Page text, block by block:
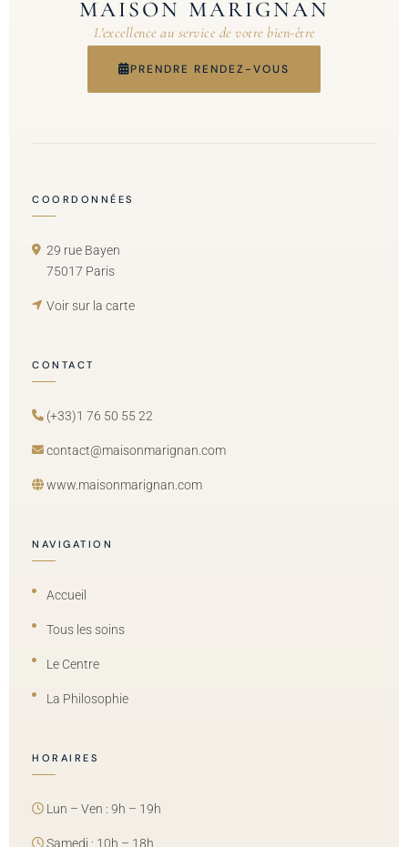
MAISON MARIGNAN
L'excellence au service de votre bien-être
PRENDRE RENDEZ-VOUS
COORDONNÉES
29 rue Bayen
75017 Paris
Voir sur la carte
CONTACT
(+33)1 76 50 55 22
contact@maisonmarignan.com
www.maisonmarignan.com
NAVIGATION
Accueil
Tous les soins
Le Centre
La Philosophie
HORAIRES
Lun – Ven : 9h – 19h
Samedi : 10h – 18h